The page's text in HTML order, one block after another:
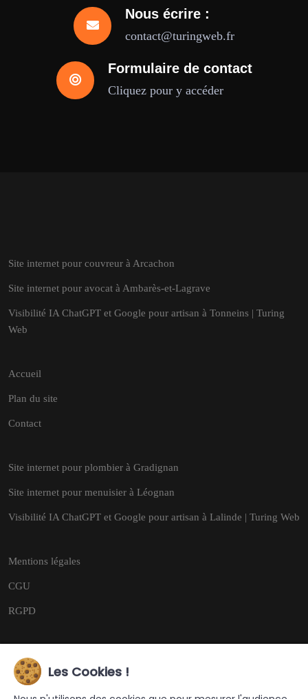
Nous écrire :
contact@turingweb.fr
Formulaire de contact
Cliquez pour y accéder
Site internet pour couvreur à Arcachon
Site internet pour avocat à Ambarès-et-Lagrave
Visibilité IA ChatGPT et Google pour artisan à Tonneins | Turing
Web
Accueil
Plan du site
Contact
Site internet pour plombier à Gradignan
Site internet pour menuisier à Léognan
Visibilité IA ChatGPT et Google pour artisan à Lalinde | Turing Web
Mentions légales
CGU
RGPD
Copyright © 2026
Les Cookies !